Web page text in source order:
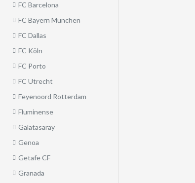
FC Barcelona
FC Bayern München
FC Dallas
FC Köln
FC Porto
FC Utrecht
Feyenoord Rotterdam
Fluminense
Galatasaray
Genoa
Getafe CF
Granada